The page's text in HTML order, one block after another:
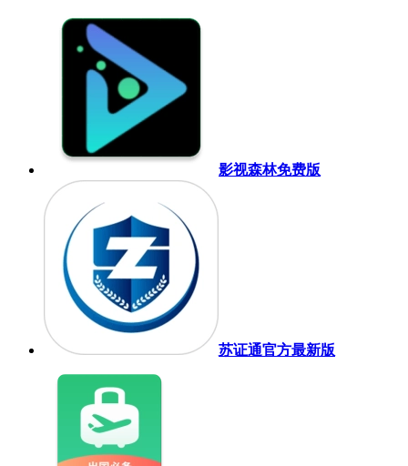
影视森林免费版
苏证通官方最新版